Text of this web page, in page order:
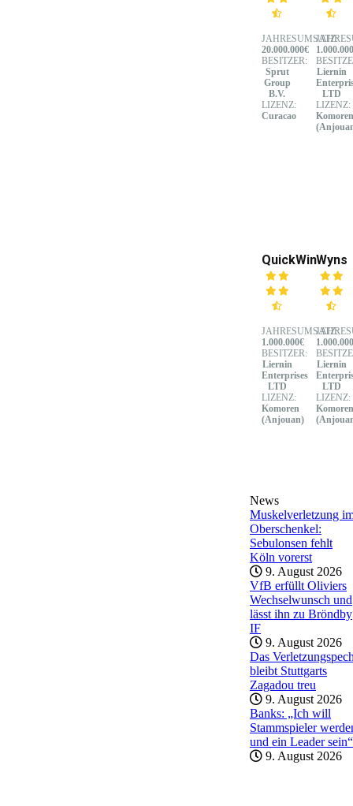
JAHRESUMSATZ:
20.000.000€
BESITZER:
Sprut
Group
B.V.
LIZENZ:
Curacao
Liernin
LTD
LIZENZ:
Komoren
QuickWin
JAHRESUMSATZ:
1.000.000€
BESITZER:
Liernin
Enterprises
LTD
LIZENZ:
Komoren
(Anjouan)
Wyns
Liernin
LTD
LIZENZ:
Komoren
News
Muskelverletzung
Oberschenkel:
Sebulonsen fehlt
Köln vorerst
9. August 2026
VfB erfüllt Oliviers
Wechselwunsch und
lässt ihn zu Bröndby
IF
9. August 2026
Das
bleibt Stuttgarts
Zagadou treu
9. August 2026
Banks: „Ich will
Stammspieler
und ein Leader sein“
9. August 2026